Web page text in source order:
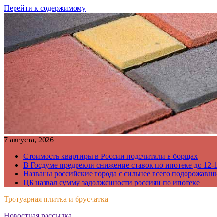
Перейти к содержимому
7 августа, 2026
Стоимость квартиры в России подсчитали в борщах
В Госдуме предрекли снижение ставок по ипотеке до 12-
Названы российские города с сильнее всего
ЦБ назвал сумму задолженности россиян по ипотеке
Тротуарная плитка и брусчатка
Новостная рассылка